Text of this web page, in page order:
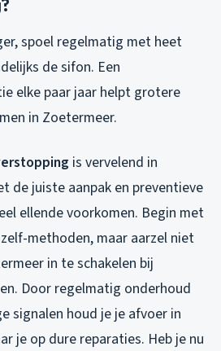
spoel regelmatig met heet
de sifon. Een
elke paar jaar helpt grotere
in Zoetermeer.
is vervelend in
de juiste aanpak en preventieve
ellende voorkomen. Begin met
methoden, maar aarzel niet
in te schakelen bij
Door regelmatig onderhoud
signalen houd je je afvoer in
je op dure reparaties. Heb je nu